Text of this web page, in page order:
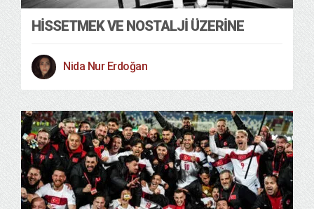
HISSETMEK VE NOSTALJI ÜZERINE
Nida Nur Erdoğan